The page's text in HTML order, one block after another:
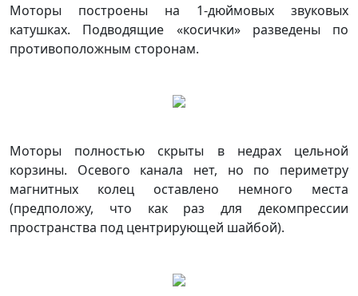
Моторы построены на 1-дюймовых звуковых
катушках. Подводящие «косички» разведены по
противоположным сторонам.
Моторы полностью скрыты в недрах цельной
корзины. Осевого канала нет, но по периметру
магнитных колец оставлено немного места
(предположу, что как раз для декомпрессии
пространства под центрирующей шайбой).